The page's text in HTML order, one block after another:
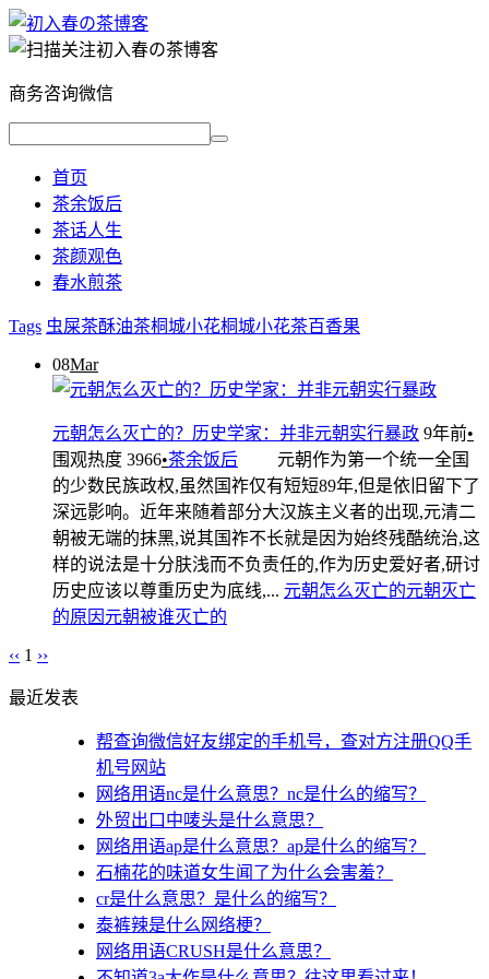
商务咨询微信
首页
茶余饭后
茶话人生
茶颜观色
春水煎茶
Tags 虫屎茶酥油茶桐城小花桐城小花茶百香果
08Mar
元朝怎么灭亡的？历史学家：并非元朝实行暴政 9年前•
围观热度 3966•茶余饭后
元朝作为第一个统一全国
的少数民族政权,虽然国祚仅有短短89年,但是依旧留下了
深远影响。近年来随着部分大汉族主义者的出现,元清二
朝被无端的抹黑,说其国祚不长就是因为始终残酷统治,这
样的说法是十分肤浅而不负责任的,作为历史爱好者,研讨
历史应该以尊重历史为底线,... 元朝怎么灭亡的元朝灭亡
的原因 元朝被谁灭亡的
‹‹ 1 ››
最近发表
帮查询微信好友绑定的手机号，查对方注册QQ手
机号网站
网络用语nc是什么意思？nc是什么的缩写？
外贸出口中唛头是什么意思？
网络用语ap是什么意思？ap是什么的缩写？
石楠花的味道女生闻了为什么会害羞？
cr是什么意思？是什么的缩写？
泰裤辣是什么网络梗？
网络用语CRUSH是什么意思？